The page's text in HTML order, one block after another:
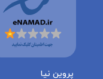
پروین نیا